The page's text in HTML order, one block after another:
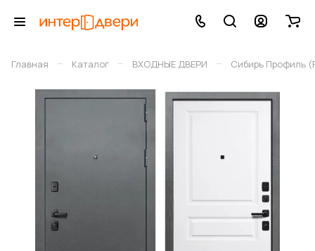
Главная – Каталог – ВХОДНЫЕ ДВЕРИ – Сибирь Профиль